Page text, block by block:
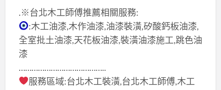
.※台北木工師傅推薦相關服務:
:木工油漆,木作油漆,油漆裝潢,矽酸鈣板油漆,
全室批土油漆,天花板油漆,裝潢油漆施工,跳色油
漆
…………………………………..
服務區域:台北木工裝潢,台北木工師傅,木工